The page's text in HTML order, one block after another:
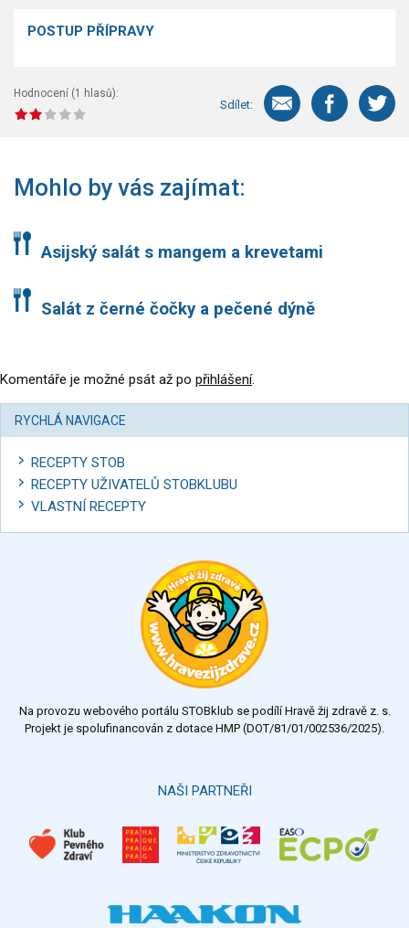
POSTUP PŘÍPRAVY
Hodnocení (1 hlasů):
Sdílet:
Mohlo by vás zajímat:
Asijský salát s mangem a krevetami
Salát z černé čočky a pečené dýně
Komentáře je možné psát až po přihlášení.
RYCHLÁ NAVIGACE
RECEPTY STOB
RECEPTY UŽIVATELŮ STOBKLUBU
VLASTNÍ RECEPTY
Na provozu webového portálu STOBklub se podílí Hravě žij zdravě z. s.
Projekt je spolufinancován z dotace HMP (DOT/81/01/002536/2025).
NAŠI PARTNEŘI